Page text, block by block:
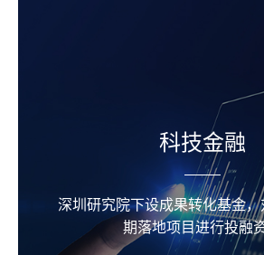
科技金融
深圳研究院下设成果转化基金
期落地项目进行投融